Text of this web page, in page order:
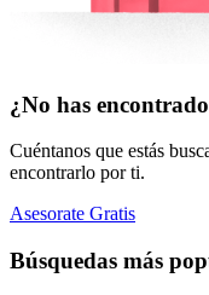
¿No has
Cuéntanos que estás
encontrarlo por ti.
Asesorate Gratis
Búsquedas más